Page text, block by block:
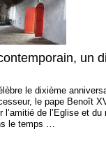
un
le dixième
le pape Benoît
de l’Eglise et du
le temps …